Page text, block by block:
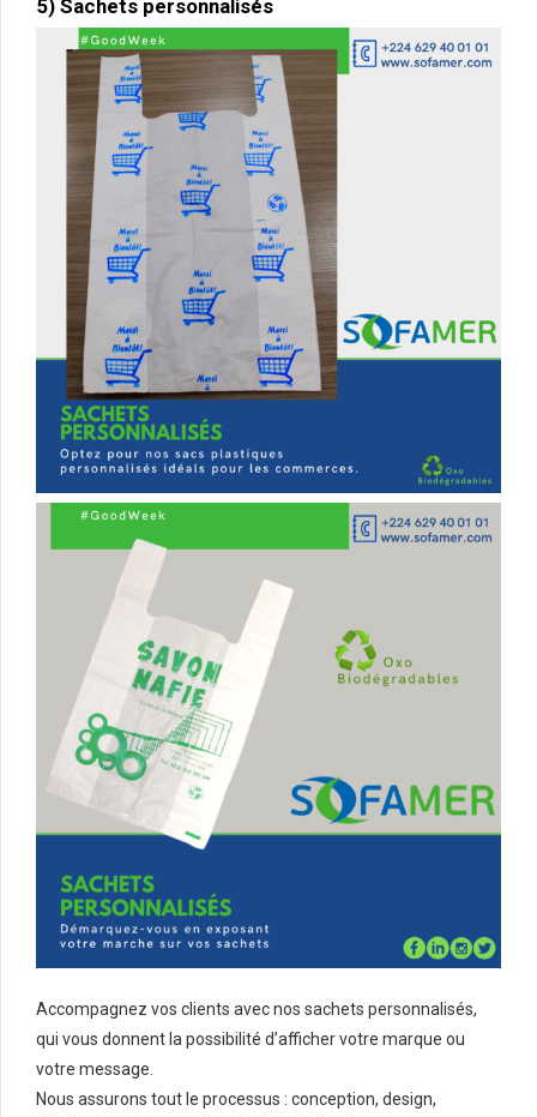
5) Sachets personnalisés
Accompagnez vos clients avec nos sachets personnalisés,
qui vous donnent la possibilité d’afficher votre marque ou
votre message.
Nous assurons tout le processus : conception, design,